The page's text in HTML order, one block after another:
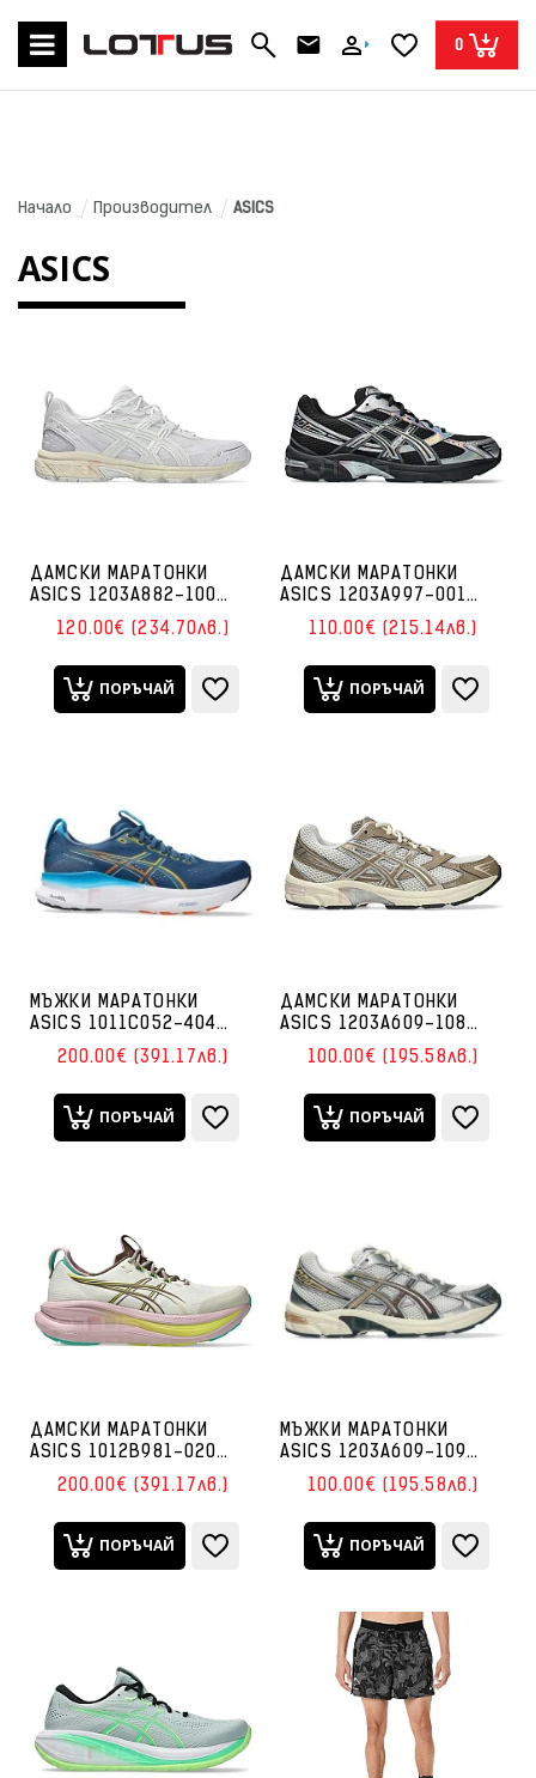
0
Начало Производител ASICS
ASICS
ДАМСКИ МАРАТОНКИ
ASICS 1203A882-100
GEL-NUNOBIKI БЕЛИ
120.00€ (234.70лв.)
ПОРЪЧАЙ
ДАМСКИ МАРАТОНКИ
ASICS 1203A997-001
GEL-1130 ЧЕРНИ/
СРЕБРИСТИ
110.00€ (215.14лв.)
ПОРЪЧАЙ
МЪЖКИ МАРАТОНКИ
ASICS 1011C052-404
GEL-KAYANO 32 СИНИ
200.00€ (391.17лв.)
ПОРЪЧАЙ
ДАМСКИ МАРАТОНКИ
ASICS 1203A609-108
GEL-1130 КРЕМАВИ/
КАФЯВИ
100.00€ (195.58лв.)
ПОРЪЧАЙ
ДАМСКИ МАРАТОНКИ
ASICS 1012B981-020
GEL-NIMBUS 28 БЕЖОВИ
200.00€ (391.17лв.)
ПОРЪЧАЙ
МЪЖКИ МАРАТОНКИ
ASICS 1203A609-109
GEL-1130 БЕЛИ/МАХАГОН
100.00€ (195.58лв.)
ПОРЪЧАЙ